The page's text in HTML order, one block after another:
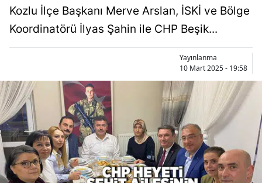
Kozlu İlçe Başkanı Merve Arslan, İSKİ ve Bölge
Koordinatörü İlyas Şahin ile CHP Beşik...
Yayınlanma
10 Mart 2025 - 19:58